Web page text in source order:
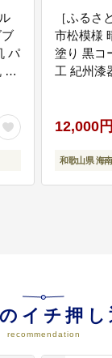
パ
デ
［ふるさ
市松模様 晴雨兼用傘 曙
塗り 黒コ
工 紀州漆
傘 ギフト
12,000円
和歌山県 海
イチ押し
recommendation